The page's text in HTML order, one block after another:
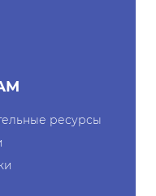
ресурсы